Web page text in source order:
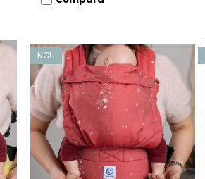
NOU